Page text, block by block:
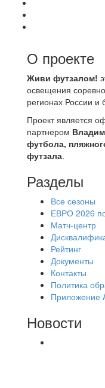
О проекте
Живи футзалом!
освещения
регионах России и
Проект является
партнером
футбола,
футзала.
Разделы
Все сезоны
ЕВРО 2026
Матч-центр
Рейтинг
Документы
Контакты
Политика
Приложение
Новости